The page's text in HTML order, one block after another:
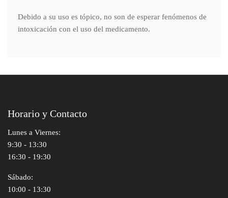
Debido a su uso es tópico, no son de esperar fenómenos de
intoxicación con el uso del medicamento.
Horario y Contacto
Lunes a Viernes:
9:30 - 13:30
16:30 - 19:30
Sábado:
10:00 - 13:30